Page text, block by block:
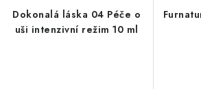
Dokonalá láska 04 Péče o
uši intenzivní režim 10 ml